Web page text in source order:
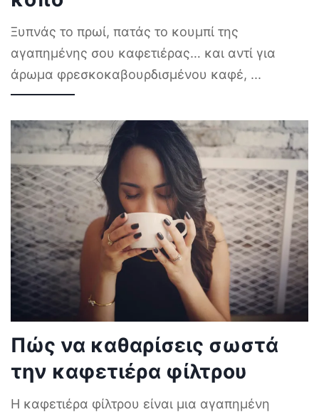
Ξυπνάς το πρωί, πατάς το κουμπί της
αγαπημένης σου καφετιέρας… και αντί για
άρωμα φρεσκοκαβουρδισμένου καφέ, ...
Πώς να καθαρίσεις σωστά
την καφετιέρα φίλτρου
Η καφετιέρα φίλτρου είναι μια αγαπημένη